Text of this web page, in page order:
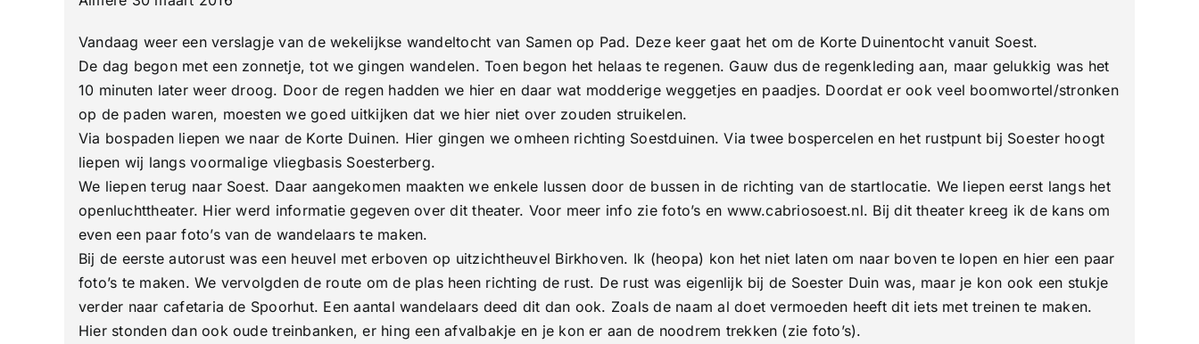
Soest
Vandaag weer een verslagje van de wekelijkse wandeltocht van Samen op Pad. Deze keer gaat het om de Korte Duinentocht vanuit Soest.
De dag begon met een zonnetje, tot we gingen wandelen. Toen begon het helaas te regenen. Gauw dus de regenkleding aan, maar gelukkig was het
10 minuten later weer droog. Door de regen hadden we hier en daar wat modderige weggetjes en paadjes. Doordat er ook veel boomwortel/stronken
op de paden waren, moesten we goed uitkijken dat we hier niet over zouden struikelen.
Via bospaden liepen we naar de Korte Duinen. Hier gingen we omheen richting Soestduinen. Via twee bospercelen en het rustpunt bij Soester hoogt
liepen wij langs voormalige vliegbasis Soesterberg.
We liepen terug naar Soest. Daar aangekomen maakten we enkele lussen door de bussen in de richting van de startlocatie. We liepen eerst langs het
openluchttheater. Hier werd informatie gegeven over dit theater. Voor meer info zie foto’s en www.cabriosoest.nl. Bij dit theater kreeg ik de kans om
even een paar foto’s van de wandelaars te maken.
Bij de eerste autorust was een heuvel met erboven op uitzichtheuvel Birkhoven. Ik (heopa) kon het niet laten om naar boven te lopen en hier een paar
foto’s te maken. We vervolgden de route om de plas heen richting de rust. De rust was eigenlijk bij de Soester Duin was, maar je kon ook een stukje
verder naar cafetaria de Spoorhut. Een aantal wandelaars deed dit dan ook. Zoals de naam al doet vermoeden heeft dit iets met treinen te maken.
Hier stonden dan ook oude treinbanken, er hing een afvalbakje en je kon er aan de noodrem trekken (zie foto’s).